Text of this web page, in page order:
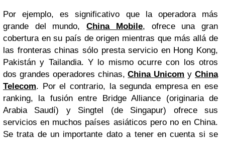
Por ejemplo, es significativo que la operadora más
grande del mundo,China Mobile, ofrece una gran
cobertura en su país de origen mientras que más allá de
las fronteras chinas sólo presta servicio en Hong Kong,
Pakistán y Tailandia. Y lo mismo ocurre con los otros
dos grandes operadores chinas,China Unicom yChina
Telecom. Por el contrario, la segunda empresa en ese
ranking, la fusión entre Bridge Alliance (originaria de
Arabia Saudí) y Singtel (de Singapur) ofrece sus
servicios en muchos países asiáticos pero no en China.
Se trata de un importante dato a tener en cuenta si se